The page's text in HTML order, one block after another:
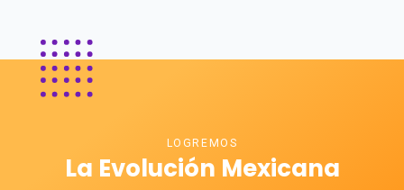
LOGREMOS
La Evolución Mexicana